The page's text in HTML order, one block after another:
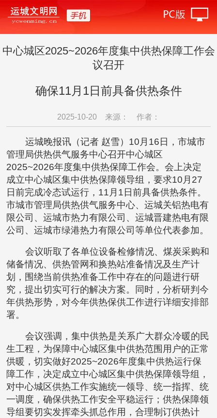
中心城区2025~2026年度集中供热保障工作会
议召开
确保11月1日前具备供热条件
2025-10-20 来源： 作者：
运城晚报讯（记者 赵雪）10月16日，市城市
管理局供热供气服务中心召开中心城区
2025~2026年度集中供热保障工作会。会上决定
成立中心城区集中供热保障领导组，要求10月27
日前完成冷态试运行，11月1日前具备供热条件。
市城市管理局供热供气服务中心、运城关铝热电有
限公司、运城市热力有限公司、运城晋建热电有限
公司、运城市绿港热力有限公司等单位代表参加。
会议听取了各单位设备检修情况、煤炭采购和
储备情况、供热管网和换热站准备情况及生产计
划，围绕当前供热准备工作中存在的问题进行研
究，提出切实可行的解决方案。同时，分析研判今
年供热形势，对今年供热保供工作进行详细安排部
署。
会议强调，集中供热是关系广大群众冷暖的民
生工程，为保障中心城区集中供热范围用户的正常
供暖，切实做好2025~2026年度集中供热运行保
障工作，决定成立中心城区集中供热保障领导组，
对中心城区供热工作实施统一领导、统一指挥、统
一调度，确保供热工作安全平稳运行；供热保障领
导组要切实发挥牵头抓总作用，合理制订供热计